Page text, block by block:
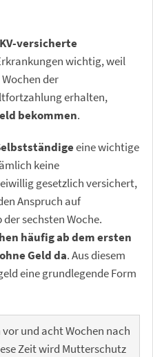
versicherte
wichtig, weil
der
erhalten,
bekommen.
eine wichtige
keine
gesetzlich versichert,
Anspruch auf
sechsten Woche.
häufig ab dem ersten
Geld da. Aus diesem
eine grundlegende Form
und acht Wochen nach
Zeit wird Mutterschutz